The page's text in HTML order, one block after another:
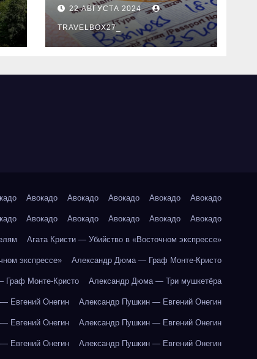
22 АВГУСТА 2024
TRAVELBOX27_
Авокадо Авокадо Авокадо Авокадо Авокадо
Авокадо Авокадо Авокадо Авокадо Авокадо
Агата Кристи — Убийство в «Восточном экспрессе»
экспрессе» Александр Дюма — Граф Монте-Кристо
Монте-Кристо Александр Дюма — Три мушкетёра
Евгений Онегин Александр Пушкин — Евгений Онегин
Евгений Онегин Александр Пушкин — Евгений Онегин
Евгений Онегин Александр Пушкин — Евгений Онегин